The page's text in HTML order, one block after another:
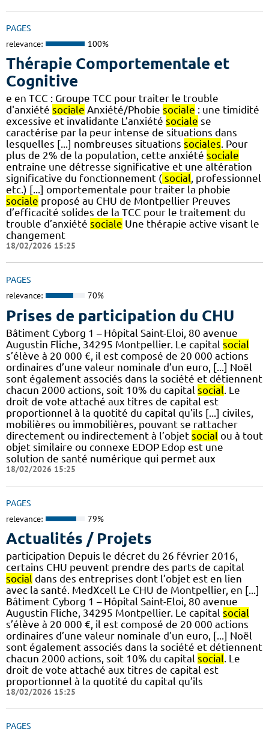
PAGES
relevance: 100%
Thérapie Comportementale et
Cognitive
e en TCC : Groupe TCC pour traiter le trouble
d'anxiété sociale Anxiété/Phobie sociale : une timidité
excessive et invalidante L’anxiété sociale se
caractérise par la peur intense de situations dans
lesquelles [...] nombreuses situations sociales. Pour
plus de 2% de la population, cette anxiété sociale
entraine une détresse significative et une altération
significative du fonctionnement ( social, professionnel
etc.) [...] omportementale pour traiter la phobie
sociale proposé au CHU de Montpellier Preuves
d’efficacité solides de la TCC pour le traitement du
trouble d’anxiété sociale Une thérapie active visant le
changement
18/02/2026 15:25
PAGES
relevance: 70%
Prises de participation du CHU
Bâtiment Cyborg 1 – Hôpital Saint-Eloi, 80 avenue
Augustin Fliche, 34295 Montpellier. Le capital social
s’élève à 20 000 €, il est composé de 20 000 actions
ordinaires d’une valeur nominale d’un euro, [...] Noël
sont également associés dans la société et détiennent
chacun 2000 actions, soit 10% du capital social . Le
droit de vote attaché aux titres de capital est
proportionnel à la quotité du capital qu’ils [...] civiles,
mobilières ou immobilières, pouvant se rattacher
directement ou indirectement à l’objet social ou à tout
objet similaire ou connexe EDOP Edop est une
solution de santé numérique qui permet aux
18/02/2026 15:25
PAGES
relevance: 79%
Actualités / Projets
participation Depuis le décret du 26 février 2016,
certains CHU peuvent prendre des parts de capital
social dans des entreprises dont l’objet est en lien
avec la santé. MedXcell Le CHU de Montpellier, en [...]
Bâtiment Cyborg 1 – Hôpital Saint-Eloi, 80 avenue
Augustin Fliche, 34295 Montpellier. Le capital social
s’élève à 20 000 €, il est composé de 20 000 actions
ordinaires d’une valeur nominale d’un euro, [...] Noël
sont également associés dans la société et détiennent
chacun 2000 actions, soit 10% du capital social. Le
droit de vote attaché aux titres de capital est
proportionnel à la quotité du capital qu’ils
18/02/2026 15:25
PAGES